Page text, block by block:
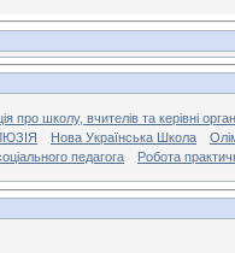
про школу, вчителів та керівні
Нова Українська Школа
педагога
Робота